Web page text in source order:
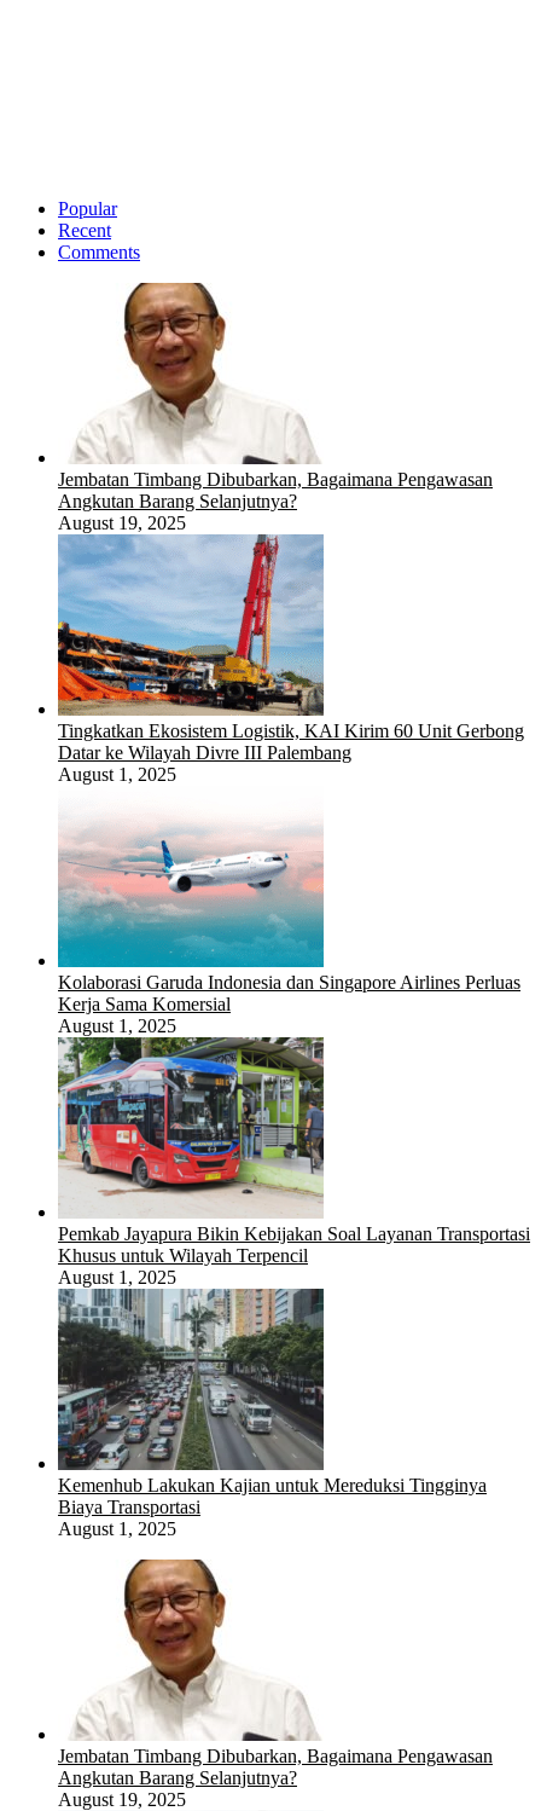
Popular
Recent
Comments
Jembatan Timbang Dibubarkan, Bagaimana Pengawasan
Angkutan Barang Selanjutnya?
August 19, 2025
Tingkatkan Ekosistem Logistik, KAI Kirim 60 Unit Gerbong
Datar ke Wilayah Divre III Palembang
August 1, 2025
Kolaborasi Garuda Indonesia dan Singapore Airlines Perluas
Kerja Sama Komersial
August 1, 2025
Pemkab Jayapura Bikin Kebijakan Soal Layanan Transportasi
Khusus untuk Wilayah Terpencil
August 1, 2025
Kemenhub Lakukan Kajian untuk Mereduksi Tingginya
Biaya Transportasi
August 1, 2025
Jembatan Timbang Dibubarkan, Bagaimana Pengawasan
Angkutan Barang Selanjutnya?
August 19, 2025